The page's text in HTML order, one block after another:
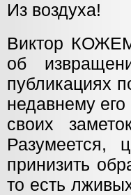
Из воздуха!
Виктор
об
публикациях
недавнему
своих
Разумеется,
принизить
то есть